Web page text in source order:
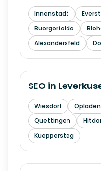
Innenstadt
Buergerfelde
Alexandersfeld
SEO in
Wiesdorf Opladen
Quettingen
Kueppersteg